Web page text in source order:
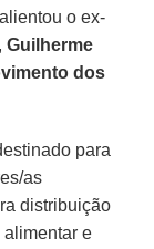
o ex-
,Guilherme
dos
para
as
distribuição
e